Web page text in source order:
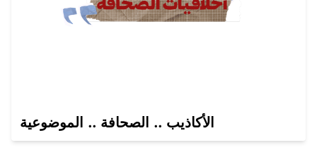
الأكاذيب .. الصحافة .. الموضوعية